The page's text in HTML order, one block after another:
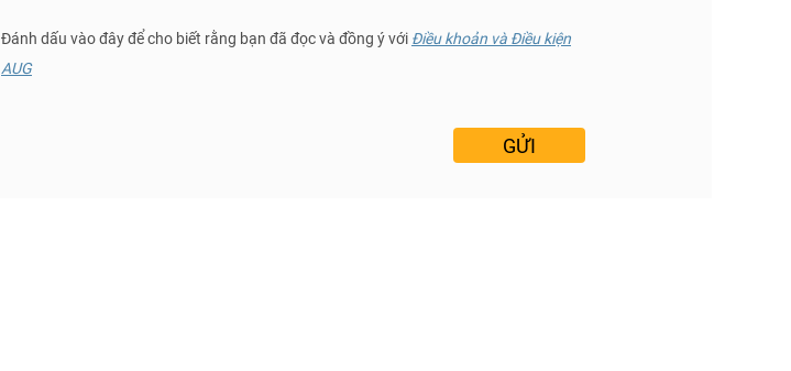
Đánh dấu vào đây để cho biết rằng bạn đã đọc và đồng ý với Điều khoản và Điều kiện
AUG